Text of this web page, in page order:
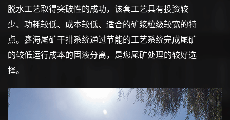
脱水工艺取得突破性的成功，该套工艺具有投资较
少、功耗较低、成本较低、适合的矿浆粒级较宽的特
点。鑫海尾矿干排系统通过节能的工艺系统完成尾矿
的较低运行成本的固液分离，是您尾矿处理的较好选
择。